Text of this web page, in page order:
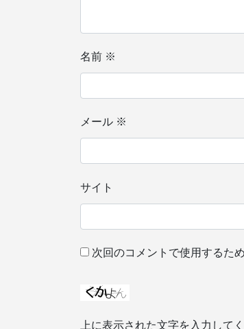
名前 ※
メール ※
サイト
次回のコメントで使用するた
上に表示された文字を入力してく